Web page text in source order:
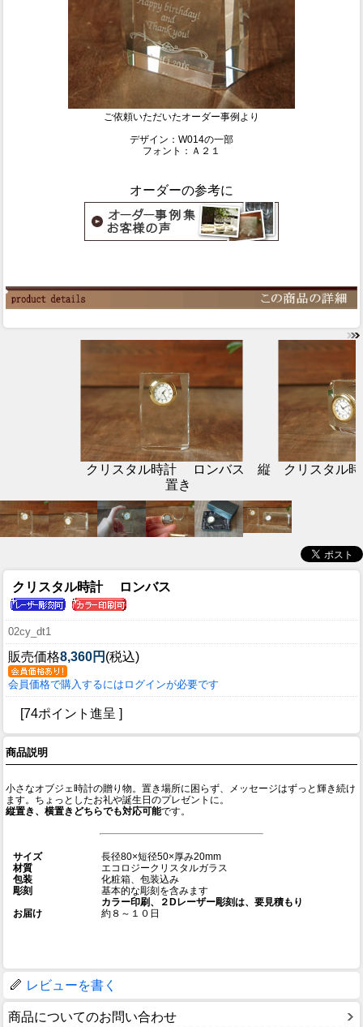
ご依頼いただいたオーダー事例より
デザイン：W014の一部
フォント：Ａ２１
オーダーの参考に
クリスタル時計 ロンバス 縦
置き
クリスタル
クリスタル時計 ロンバス
02cy_dt1
販売価格8,360円 (税込)
会員価格で購入するにはログインが必要です
[74ポイント進呈 ]
商品説明
小さなオブジェ時計の贈り物。置き場所に困らず、メッセージはずっと輝き続け
ます。ちょっとしたお礼や誕生日のプレゼントに。
縦置き、横置きどちらでも対応可能です。
サイズ
長径80×短径50×厚み20mm
材質
エコロジークリスタルガラス
包装
化粧箱、包装込み
彫刻
基本的な彫刻を含みます
カラー印刷、２Dレーザー彫刻は、要見積もり
お届け
約８～１０日
レビューを書く
商品についてのお問い合わせ